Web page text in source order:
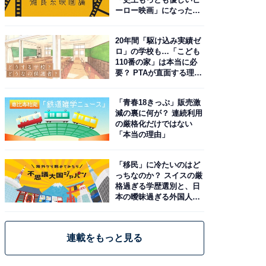
ーロー映画」になった理
20年間「駆け込み実績ゼ
ロ」の学校も…「こども
110番の家」は本当に必
要？ PTAが直面する理想
「青春18きっぷ」販売激
減の裏に何が？ 連続利用
の厳格化だけではない
「本当の理由」
「移民」に冷たいのはど
っちなのか？ スイスの厳
格過ぎる学歴選別と、日
本の曖昧過ぎる外国人政
連載をもっと見る